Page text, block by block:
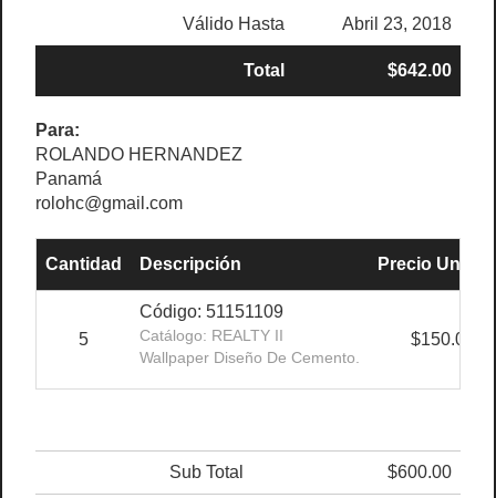
Válido Hasta Abril 23, 2018
Total $642.00
Para:
ROLANDO HERNANDEZ
Panamá
rolohc@gmail.com
Cantidad Descripción Precio Unit.
5
Código: 51151109
Catálogo: REALTY II
Wallpaper Diseño De Cemento.
$150.00
Sub Total $600.00